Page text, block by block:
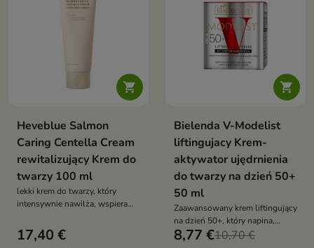

Heveblue Salmon
Caring Centella Cream
rewitalizujący Krem do
twarzy 100 ml
lekki krem do twarzy, który
intensywnie nawilża, wspiera
podrażnienia, pozostawiając
cerę miękką i ukojoną
17,40 €

Bielenda V-Modelist
liftingujacy Krem-
aktywator ujędrnienia
do twarzy na dzień 50+
50 ml
Zaawansowany krem liftingujący
na dzień 50+, który napina,
ujędrnia i wygładza skórę już po
8,77 €10,70 €